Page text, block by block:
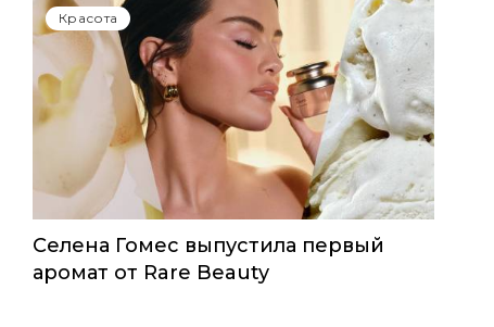
Красота
Селена Гомес выпустила первый
аромат от Rare Beauty